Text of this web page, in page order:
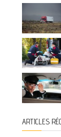
ARTICLES